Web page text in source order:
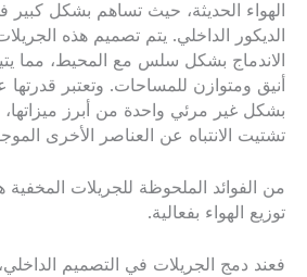
الهواء الحديثة، حيث تساهم بشكل كبير
الديكور الداخلي. يتم تصميم هذه
الاندماج بشكل سلس مع المحيط، مما
أنيق ومتوازن للمساحات. وتعتبر قدرتها
بشكل غير مرئي واحدة من أبرز
تشتيت الانتباه عن العناصر الأخرى
من الفوائد الملحوظة للجريلات
توزيع الهواء بفعالية.
فعند دمج الجريلات في التصميم